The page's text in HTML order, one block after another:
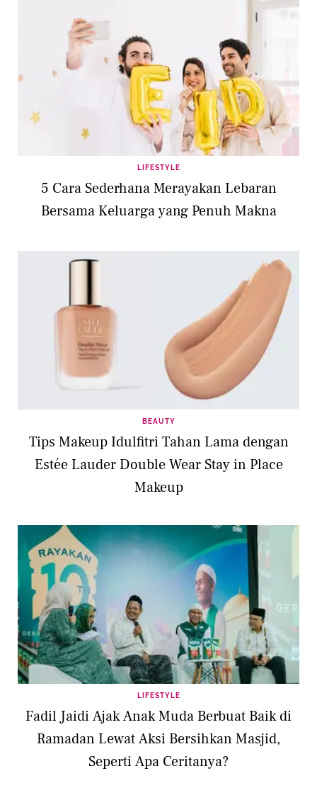
LIFESTYLE
5 Cara Sederhana Merayakan Lebaran
Bersama Keluarga yang Penuh Makna
BEAUTY
Tips Makeup Idulfitri Tahan Lama dengan
Estée Lauder Double Wear Stay in Place
Makeup
LIFESTYLE
Fadil Jaidi Ajak Anak Muda Berbuat Baik di
Ramadan Lewat Aksi Bersihkan Masjid,
Seperti Apa Ceritanya?